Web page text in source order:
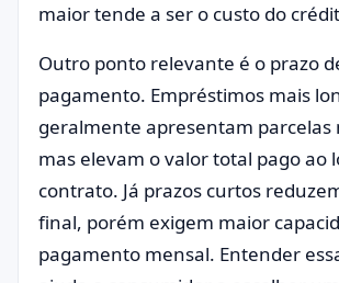
maior tende a ser o custo do
Outro ponto relevante é o prazo
pagamento. Empréstimos mais
geralmente apresentam parcelas
mas elevam o valor total pago ao
contrato. Já prazos curtos
final, porém exigem maior
pagamento mensal. Entender